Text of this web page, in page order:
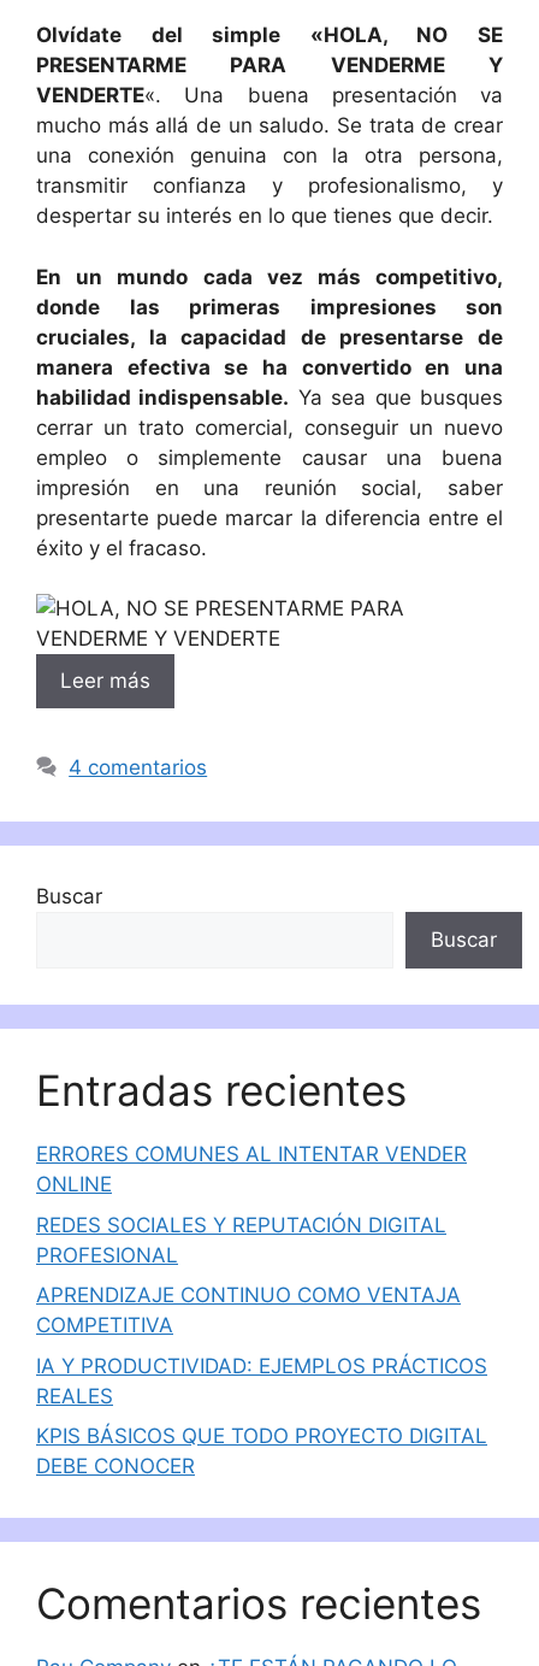
Olvídate del simple «HOLA, NO SE
PRESENTARME PARA VENDERME Y
VENDERTE«. Una buena presentación va
mucho más allá de un saludo. Se trata de crear
una conexión genuina con la otra persona,
transmitir confianza y profesionalismo, y
despertar su interés en lo que tienes que decir.
En un mundo cada vez más competitivo,
donde las primeras impresiones son
cruciales, la capacidad de presentarse de
manera efectiva se ha convertido en una
habilidad indispensable. Ya sea que busques
cerrar un trato comercial, conseguir un nuevo
empleo o simplemente causar una buena
impresión en una reunión social, saber
presentarte puede marcar la diferencia entre el
éxito y el fracaso.
Leer más
4 comentarios
Buscar
Buscar
Entradas recientes
ERRORES COMUNES AL INTENTAR VENDER
ONLINE
REDES SOCIALES Y REPUTACIÓN DIGITAL
PROFESIONAL
APRENDIZAJE CONTINUO COMO VENTAJA
COMPETITIVA
IA Y PRODUCTIVIDAD: EJEMPLOS PRÁCTICOS
REALES
KPIS BÁSICOS QUE TODO PROYECTO DIGITAL
DEBE CONOCER
Comentarios recientes